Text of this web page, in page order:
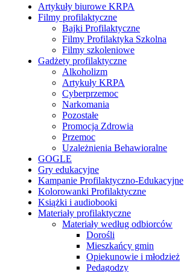
Artykuły biurowe KRPA
Filmy profilaktyczne
Bajki Profilaktyczne
Filmy Profilaktyka Szkolna
Filmy szkoleniowe
Gadżety profilaktyczne
Alkoholizm
Artykuły KRPA
Cyberprzemoc
Narkomania
Pozostałe
Promocja Zdrowia
Przemoc
Uzależnienia Behawioralne
GOGLE
Gry edukacyjne
Kampanie Profilaktyczno-Edukacyjne
Kolorowanki Profilaktyczne
Książki i audiobooki
Materiały profilaktyczne
Materiały według odbiorców
Dorośli
Mieszkańcy gmin
Opiekunowie i młodzież
Pedagodzy